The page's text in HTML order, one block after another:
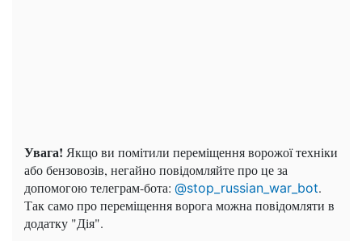
Увага! Якщо ви помітили переміщення ворожої техніки
або бензовозів, негайно повідомляйте про це за
допомогою телеграм-бота: @stop_russian_war_bot.
Так само про переміщення ворога можна повідомляти в
додатку "Дія".